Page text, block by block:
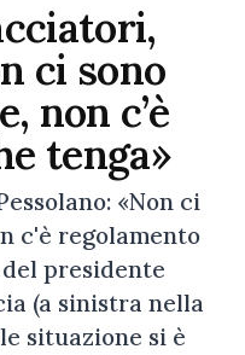
ci sono
non c’è
tenga»
«Non ci
c'è regolamento
presidente
(a sinistra nella
situazione si è